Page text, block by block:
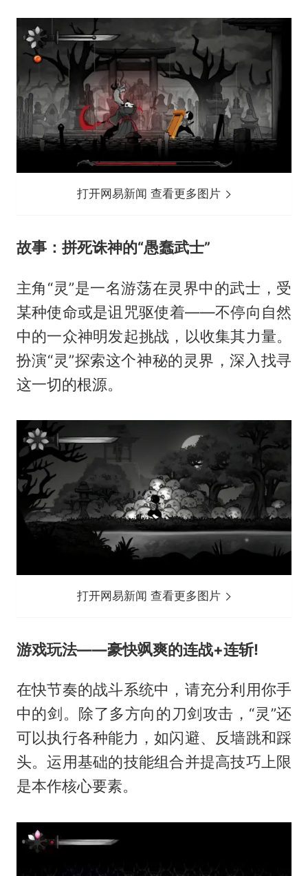
打开网易新闻 查看更多图片
故事：拼死诛神的“愚蠢武士”
主角“灵”是一名游荡在灵界中的武士，受
某种使命或是诅咒驱使着——不停向自然
中的一众神明发起挑战，以收集其力量。
扮演“灵”探索这个神秘的灵界，深入找寻
这一切的根源。
打开网易新闻 查看更多图片
游戏玩法——豪快飒爽的连战+连斩!
在快节奏的战斗系统中，请充分利用你手
中的剑。除了多方向的刀剑攻击，“灵”还
可以执行各种能力，如闪避、反墙跳和踩
头。运用基础的技能组合并提高技巧上限
是本作核心要素。